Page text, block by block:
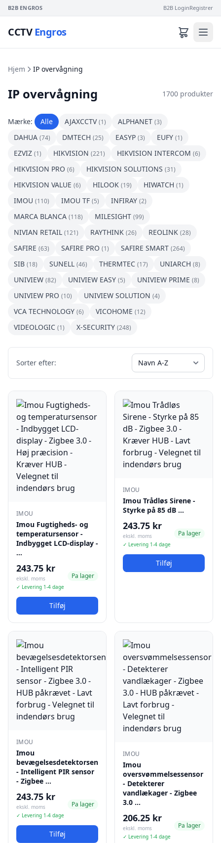
B2B ENGROS B2B LoginRegistrer
CCTVEngros
Hjem IP overvågning
IP overvågning 1700 produkter
Mærke: Alle AJAXCCTV(1) ALPHANET (3)
DAHUA (74) DMTECH (25) EASYP (3) EUFY (1)
EZVIZ (1) HIKVISION (221) HIKVISION INTERCOM (6)
HIKVISION PRO (6) HIKVISION SOLUTIONS (31)
HIKVISION VALUE (6) HILOOK (19) HIWATCH (1)
IMOU (110) IMOU TF (5) INFIRAY (2)
MARCA BLANCA (118) MILESIGHT (99)
NIVIAN RETAIL (121) RAYTHINK (26) REOLINK (28)
SAFIRE (63) SAFIRE PRO (1) SAFIRE SMART (264)
SIB (18) SUNELL (46) THERMTEC (17) UNIARCH (8)
UNIVIEW (82) UNIVIEW EASY (5) UNIVIEW PRIME (8)
UNIVIEW PRO (10) UNIVIEW SOLUTION (4)
VCA TECHNOLOGY (6) VICOHOME (12)
VIDEOLOGIC (1) X-SECURITY (248)
Sorter efter:
IMOU
Imou Fugtigheds- og
temperatursensor -
Indbygget LCD-display -
…
243.75 kr
ekskl. moms
✓ Levering 1-4 dage
Pa lager
Tilføj
IMOU
Imou Trådløs Sirene -
Styrke på 85 dB …
243.75 kr
ekskl. moms
✓ Levering 1-4 dage
Pa lager
Tilføj
IMOU
Imou
bevægelsesdetektorsensor
- Intelligent PIR sensor
- Zigbee …
243.75 kr
ekskl. moms
✓ Levering 1-4 dage
Pa lager
Tilføj
IMOU
Imou
oversvømmelsessensor
- Detekterer
vandlækager - Zigbee
3.0 …
206.25 kr
ekskl. moms
✓ Levering 1-4 dage
Pa lager